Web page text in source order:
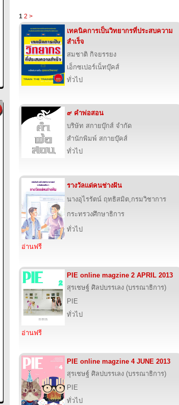
1 2 >
เทคนิคการเป็นวิทยากรที่ประสบความ
สำเร็จ
สมชาติ กิจยรรยง
เอ็กซเปอร์เน็ทบุ๊คส์
ทั่วไป
๙ คำพ่อสอน
บริษัท สกายบุ๊กส์ จำกัด
สำนักพิมพ์ สกายบุ๊คส์
ทั่วไป
รางวัลแด่คนช่างฝัน
นางอุไรรัตน์ ฤทธิสมิต,กรมวิชาการ
กระทรวงศึกษาธิการ
ทั่วไป
อ่านฟรี
PIE online magzine 2 APRIL 2013
สุรเชษฐ์ ศิลปบรรเลง (บรรณาธิการ)
PIE
ทั่วไป
อ่านฟรี
PIE online magzine 4 JUNE 2013
สุรเชษฐ์ ศิลปบรรเลง (บรรณาธิการ)
PIE
ทั่วไป